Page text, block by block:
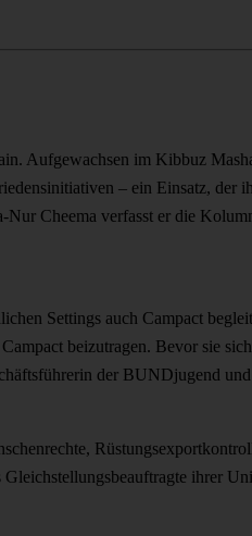
Aufgewachsen im Kibbuz
– ein Einsatz, der
Cheema verfasst er die
Settings auch Campact
beizutragen. Bevor sie
der BUNDjugend
ihrer